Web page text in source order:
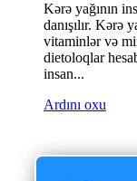
Kərə yağının
danışılır. Kərə
vitaminlər və
dietoloqlar
insan...
Ardını oxu